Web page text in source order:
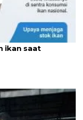
ikan saat